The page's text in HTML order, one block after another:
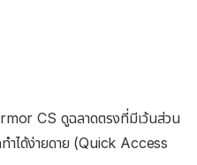
CS ดูฉลาดตรงที่มีเว้นส่วน
ำได้ง่ายดาย (Quick Access